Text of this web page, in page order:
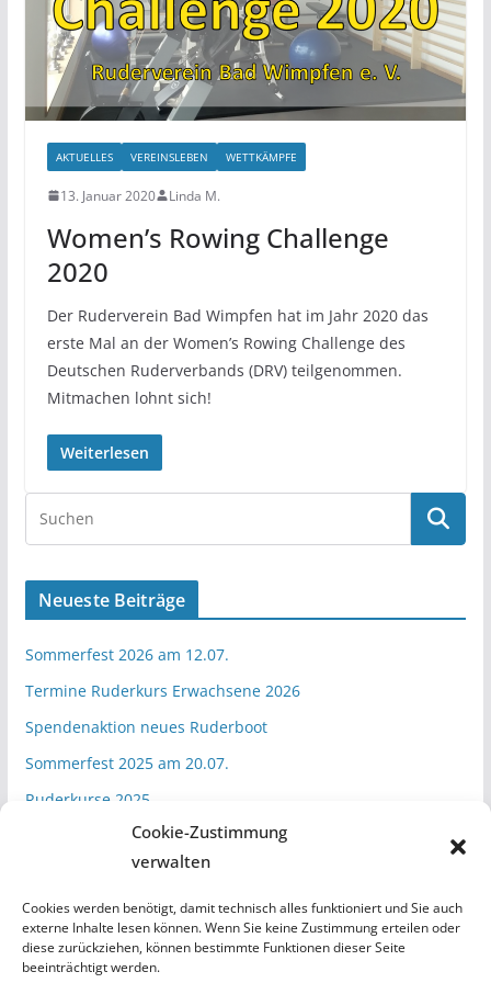
Cookie-Zustimmung
verwalten
Cookies werden benötigt, damit technisch alles funktioniert und Sie auch
externe Inhalte lesen können. Wenn Sie keine Zustimmung erteilen oder
diese zurückziehen, können bestimmte Funktionen dieser Seite
beeinträchtigt werden.
AKTUELLES VEREINSLEBEN WETTKÄMPFE
13. Januar 2020 Linda M.
Women’s Rowing Challenge
2020
Der Ruderverein Bad Wimpfen hat im Jahr 2020 das
erste Mal an der Women’s Rowing Challenge des
Deutschen Ruderverbands (DRV) teilgenommen.
Mitmachen lohnt sich!
Weiterlesen
Neueste Beiträge
Sommerfest 2026 am 12.07.
Termine Ruderkurs Erwachsene 2026
Spendenaktion neues Ruderboot
Sommerfest 2025 am 20.07.
Ruderkurse 2025
Aktuelles
Vereinsleben